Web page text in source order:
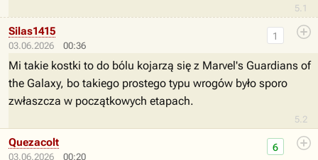
5.1
03.06.2026 00:36
5.2
1
Silas1415
Mi takie kostki to do bólu kojarzą się z Marvel's Guardians of
the Galaxy, bo takiego prostego typu wrogów było sporo
zwłaszcza w początkowych etapach.
03.06.2026 00:20
6
Quezacolt